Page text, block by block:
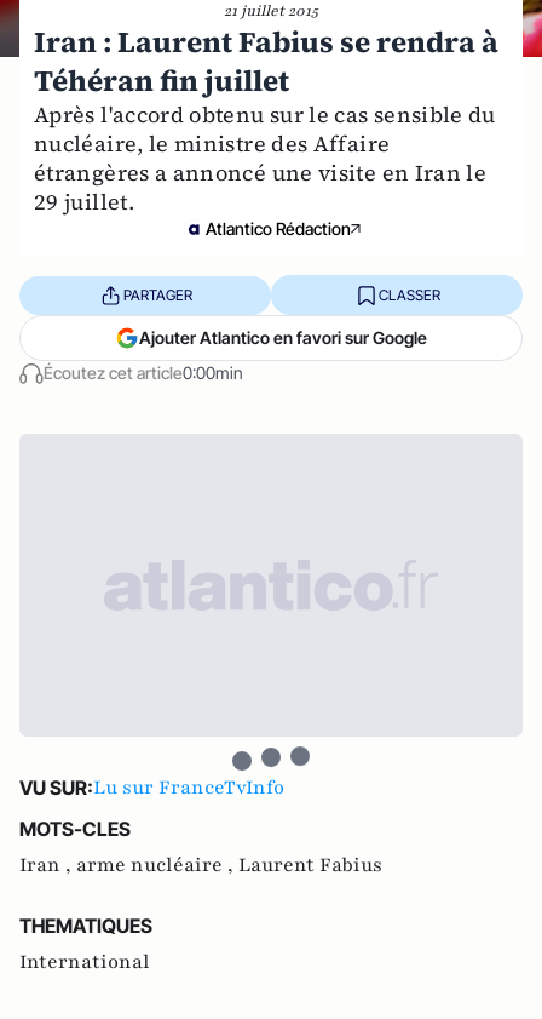
21 juillet 2015
Iran : Laurent Fabius se rendra à
Téhéran fin juillet
Après l'accord obtenu sur le cas sensible du
nucléaire, le ministre des Affaire
étrangères a annoncé une visite en Iran le
29 juillet.
Atlantico Rédaction
Écoutez cet article0:00min
PARTAGER CLASSER
Ajouter Atlantico en favori sur Google
VU SUR:Lu sur FranceTvInfo
MOTS-CLES
Iran , arme nucléaire , Laurent Fabius
THEMATIQUES
International